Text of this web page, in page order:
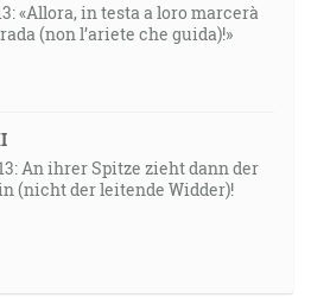
«Allora, in testa a loro marcerà
(non l’ariete che guida)!»
An ihrer Spitze zieht dann der
(nicht der leitende Widder)!